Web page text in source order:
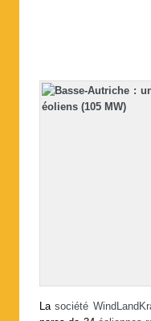
Lasociété